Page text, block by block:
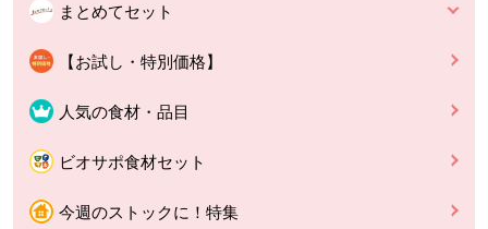
まとめてセット
【お試し・特別価格】
人気の食材・品目
ビオサポ食材セット
今週のストックに！特集